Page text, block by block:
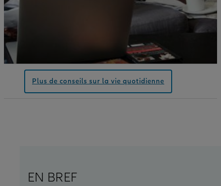
Plus de conseils sur la vie quotidienne
EN BREF